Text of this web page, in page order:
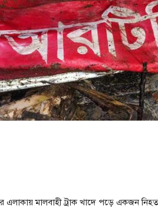
এলাকায় মালবাহী ট্রাক খাদে পড়ে একজন